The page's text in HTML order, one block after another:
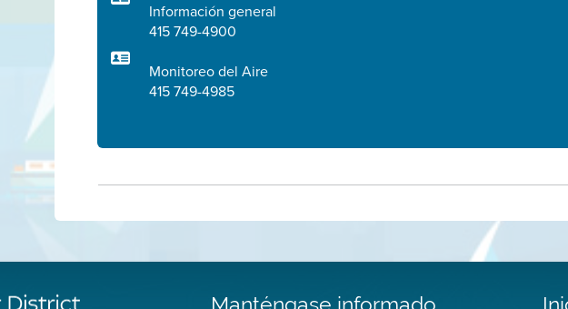
Información general
415 749-4900
Monitoreo del Aire
415 749-4985